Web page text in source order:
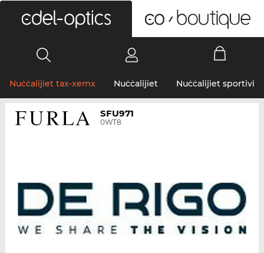
Nuċċalijiet tax-xemx Nuċċalijiet Nuċċalijiet sportivi
SFU971
0WT8